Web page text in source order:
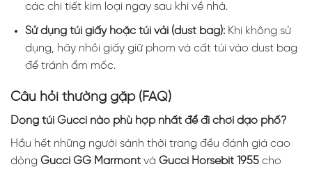
các chi tiết kim loại ngay sau khi về nhà.
Sử dụng túi giấy hoặc túi vải (dust bag):Khi không sử
dụng, hãy nhồi giấy giữ phom và cất túi vào dust bag
để tránh ẩm mốc.
Câu hỏi thường gặp (FAQ)
Dòng túi Gucci nào phù hợp nhất để đi chơi dạo phố?
Hầu hết những người sành thời trang đều đánh giá cao
dòng Gucci GG Marmont và Gucci Horsebit 1955 cho